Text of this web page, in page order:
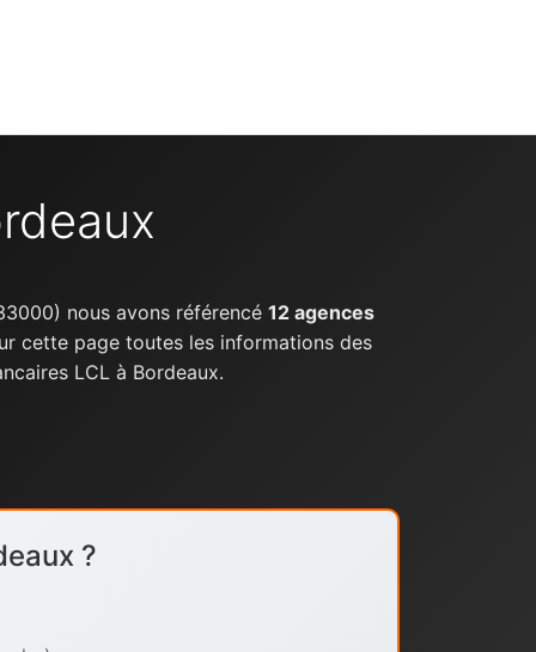
nous avons référencé 12 agences
cette page toutes les informations des
LCL à Bordeaux.
?